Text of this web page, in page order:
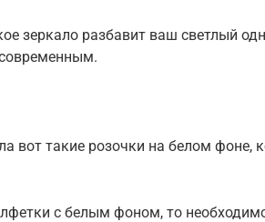
зеркало разбавит ваш светлый
вот такие розочки на белом фоне,
с белым фоном, то